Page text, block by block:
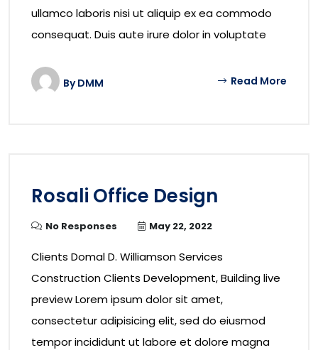
ullamco laboris nisi ut aliquip ex ea commodo
consequat. Duis aute irure dolor in voluptate
ByDMM Read More
Rosali Office Design
No Responses May 22, 2022
Clients Domal D. Williamson Services
Construction Clients Development, Building live
preview Lorem ipsum dolor sit amet,
consectetur adipisicing elit, sed do eiusmod
tempor incididunt ut labore et dolore magna